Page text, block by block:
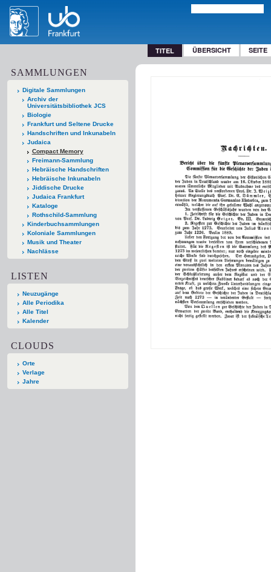
TITEL ÜBERSICHT SEITE
SAMMLUNGEN
Digitale Sammlungen
Archiv der
Universitätsbibliothek JCS
Biologie
Frankfurt und Seltene Drucke
Handschriften und Inkunabeln
Judaica
Compact Memory
Freimann-Sammlung
Hebräische Handschriften
Hebräische Inkunabeln
Jiddische Drucke
Judaica Frankfurt
Kataloge
Rothschild-Sammlung
Kinderbuchsammlungen
Koloniale Sammlungen
Musik und Theater
Nachlässe
LISTEN
Neuzugänge
Alle Periodika
Alle Titel
Kalender
CLOUDS
Orte
Verlage
Jahre